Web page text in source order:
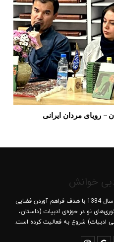
رویای مردان ایرانی
خوانش
فصلنامه‌ی ادبی خوانش از اسفند ماه سال 1384 با هدف فراهم آوردن فضایی
نو در حوزه‌ی ادبیات (داستان،
ادبیات) شروع به فعالیت کرده است.